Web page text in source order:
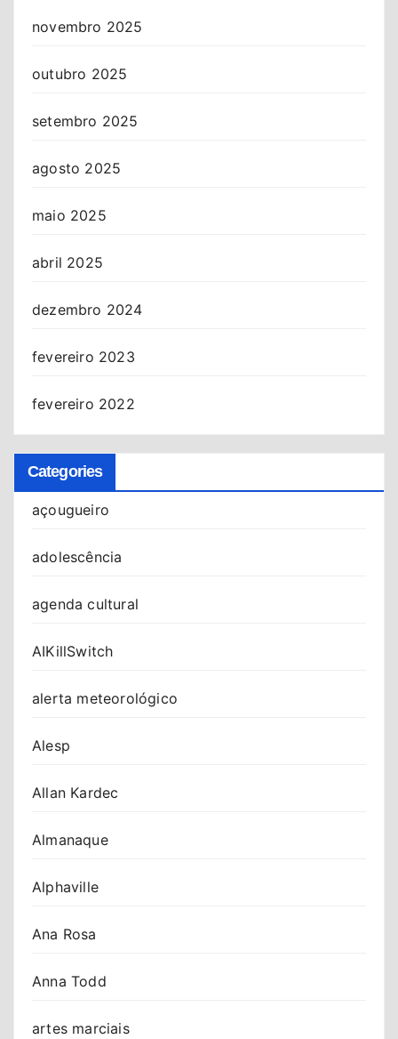
novembro 2025
outubro 2025
setembro 2025
agosto 2025
maio 2025
abril 2025
dezembro 2024
fevereiro 2023
fevereiro 2022
Categories
açougueiro
adolescência
agenda cultural
AIKillSwitch
alerta meteorológico
Alesp
Allan Kardec
Almanaque
Alphaville
Ana Rosa
Anna Todd
artes marciais